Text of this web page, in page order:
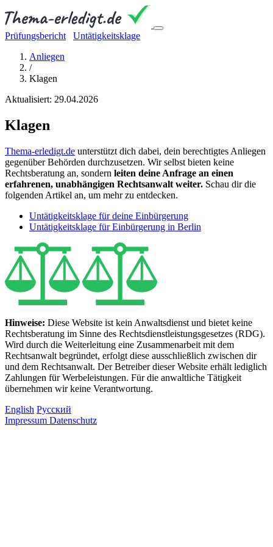
Prüfungsbericht
Untätigkeitsklage
Anliegen
/
Klagen
Aktualisiert: 29.04.2026
Klagen
Thema-erledigt.de unterstützt dich dabei, dein berechtigtes Anliegen
gegenüber Behörden durchzusetzen. Wir selbst bieten keine
Rechtsberatung an, sondern leiten deine Anfrage an einen
erfahrenen, unabhängigen Rechtsanwalt weiter. Schau dir die
folgenden Artikel an, um mehr zu entdecken.
Untätigkeitsklage für deine Einbürgerung
Untätigkeitsklage für Einbürgerung in Berlin
Hinweise: Diese Website ist kein Anwaltsdienst und bietet keine
Rechtsberatung im Sinne des Rechtsdienstleistungsgesetzes (RDG).
Wird durch die Weiterleitung eine Zusammenarbeit mit dem
Rechtsanwalt begründet, erfolgt diese ausschließlich zwischen dir
und dem Rechtsanwalt. Der Betreiber dieser Website erhält lediglich
Zahlungen für Werbeleistungen. Für die anwaltliche Tätigkeit
übernehmen wir keine Verantwortung.
English Русский
Impressum Datenschutz